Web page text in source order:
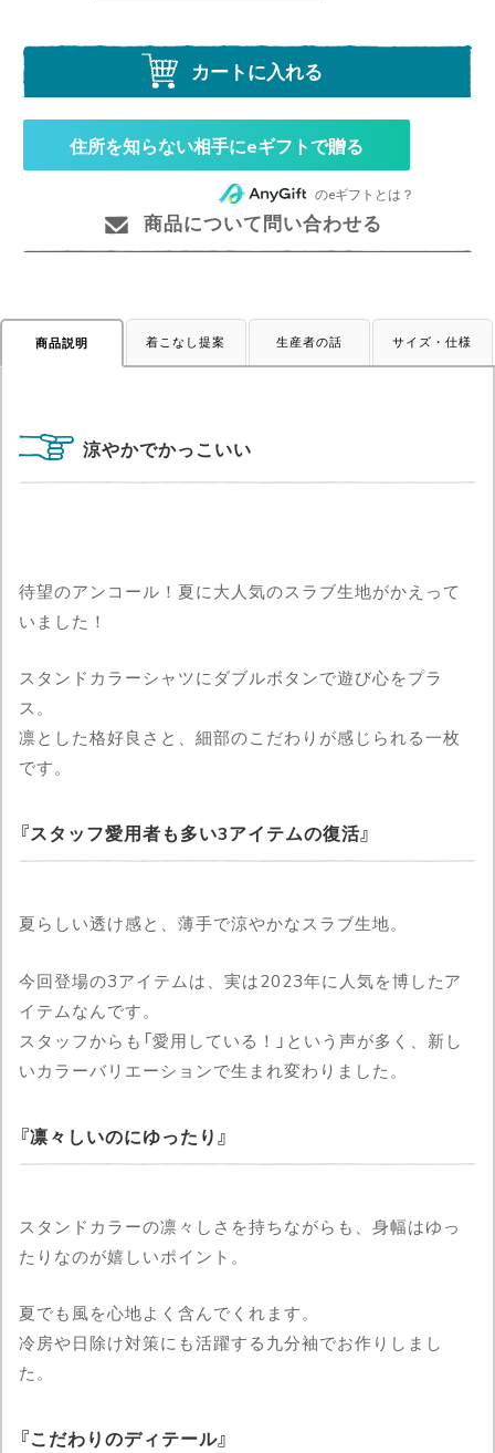
カートに入れる
住所を知らない相手にeギフトで贈る
のeギフトとは？
商品について問い合わせる
商品説明 着こなし提案 生産者の話 サイズ・仕様
涼やかでかっこいい
待望のアンコール！夏に大人気のスラブ生地がかえって
いました！
スタンドカラーシャツにダブルボタンで遊び心をプラ
ス。
凛とした格好良さと、細部のこだわりが感じられる一枚
です。
スタッフ愛用者も多い3アイテムの復活
夏らしい透け感と、薄手で涼やかなスラブ生地。
今回登場の3アイテムは、実は2023年に人気を博したア
イテムなんです。
スタッフからも「愛用している！」という声が多く、新し
いカラーバリエーションで生まれ変わりました。
凛々しいのにゆったり
スタンドカラーの凛々しさを持ちながらも、身幅はゆっ
たりなのが嬉しいポイント。
夏でも風を心地よく含んでくれます。
冷房や日除け対策にも活躍する九分袖でお作りしまし
た。
こだわりのディテール